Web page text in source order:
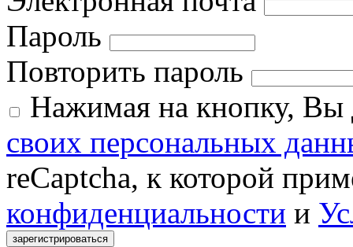
Пароль
Повторить пароль
Нажимая на кнопку, Вы
своих персональных
reCaptcha, к которой
конфиденциальности и
зарегистрироваться